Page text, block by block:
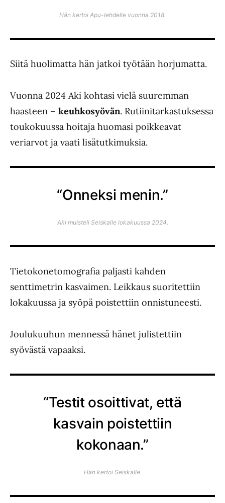
Hän kertoi Apu-lehdelle vuonna 2018.
Siitä huolimatta hän jatkoi työtään horjumatta.
Vuonna 2024 Aki kohtasi vielä suuremman
haasteen – keuhkosyövän. Rutiinitarkastuksessa
toukokuussa hoitaja huomasi poikkeavat
veriarvot ja vaati lisätutkimuksia.
“Onneksi menin.”
Aki muisteli Seiskallelokakuussa 2024.
Tietokonetomografia paljasti kahden
senttimetrin kasvaimen. Leikkaus suoritettiin
lokakuussa ja syöpä poistettiin onnistuneesti.
Joulukuuhun mennessä hänet julistettiin
syövästä vapaaksi.
“Testit osoittivat, että
kasvain poistettiin
kokonaan.”
Hän kertoi Seiskalle.